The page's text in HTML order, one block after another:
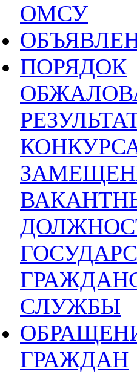
ОМСУ
ПОРЯДОК
СЛУЖБЫ
ГРАЖДАН